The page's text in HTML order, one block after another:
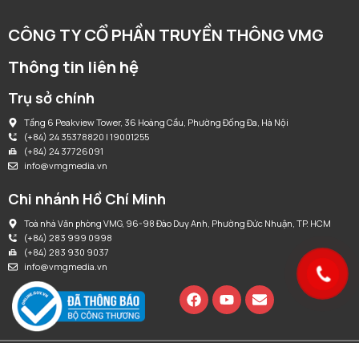
CÔNG TY CỔ PHẦN TRUYỀN THÔNG VMG
Thông tin liên hệ
Trụ sở chính
Tầng 6 Peakview Tower, 36 Hoàng Cầu, Phường Đống Đa, Hà Nội
(+84) 24 35378820 | 19001255
(+84) 24 37726091
info@vmgmedia.vn
Chi nhánh Hồ Chí Minh
Toà nhà Văn phòng VMG, 96-98 Đào Duy Anh, Phường Đức Nhuận, TP. HCM
(+84) 283 999 0998
(+84) 283 930 9037
info@vmgmedia.vn